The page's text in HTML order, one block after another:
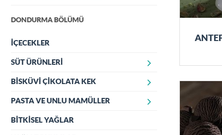
DONDURMA BÖLÜMÜ
İÇECEKLER
SÜT ÜRÜNLERİ
SÜT TOZU (YAĞSIZ SÜT TOZU)
MOZARELLA PEYNİRLERİ
BİSKÜVİ ÇİKOLATA KEK
ÜLKER ÇİKOLATA NAPOLİTEN
ÜLKER ÇİKOLATA TABLET
PASTA VE UNLU MAMÜLLER
PASTA KEK
BİTKİSEL YAĞLAR